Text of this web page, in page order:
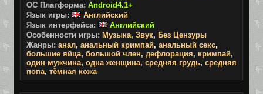
ОС Платформа: Android4.1+
Язык игры:
Английский
Язык интерфейса:
Английский
Особенности игры: Музыка, Звук, Без Цензуры
Жанры: анал, анальный кримпай, анальный секс,
большие яйца, большой член, дефлорация, кримпай,
один мужчина, одна женщина, средняя грудь, средняя
попа, тёмная кожа